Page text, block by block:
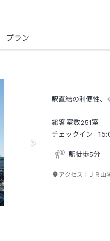
プラン
駅直結の利便性、
総客室数251室
チェックイン
駅徒歩5分
アクセス： ＪＲ山